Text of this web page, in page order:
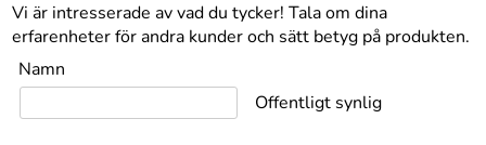
Vi är intresserade av vad du tycker! Tala om dina
erfarenheter för andra kunder och sätt betyg på produkten.
Namn
Offentligt synlig